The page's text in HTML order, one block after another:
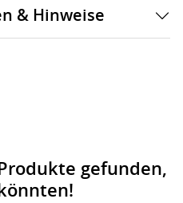
& Hinweise
gefunden,